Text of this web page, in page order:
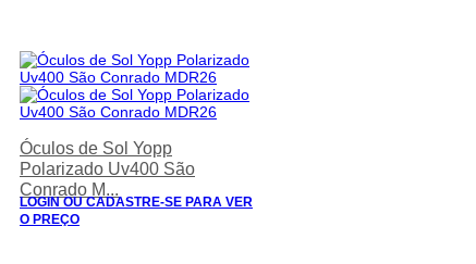
Óculos de Sol Yopp
Polarizado Uv400 São
Conrado M...
LOGIN OU CADASTRE-SE PARA VER
O PREÇO